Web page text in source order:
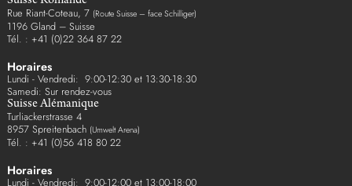
Rue Riant-Coteau, 7 (Route Suisse – face Schilliger)
1196 Gland – Suisse
Tél. : +41 (0)22 364 87 22
Horaires
Lundi - Vendredi: 9:00-12:30 et 13:30-18:30
Samedi: Sur rendez-vous
Suisse Alémanique
Turliackerstrasse 4
8957 Spreitenbach (Umwelt Arena)
Tél. : +41 (0)56 418 80 22
Horaires
Lundi - Vendredi: 9:00-12:00 et 13:00-18:00